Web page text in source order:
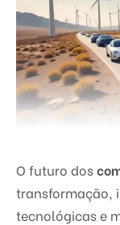
O futuro dos
transformação,
tecnológicas e